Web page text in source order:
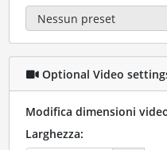
Optional Video
Modifica dimensioni
Larghezza: